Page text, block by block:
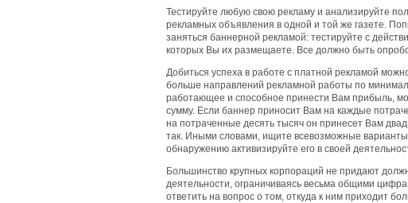
Тестируйте любую свою рекламу и анализируйте
рекламных объявления в одной и той же газете.
заняться баннерной рекламой: тестируйте с
которых Вы их размещаете. Все должно быть
Добиться успеха в работе с платной рекламой
больше направлений рекламной работы по
работающее и способное принести Вам прибыль,
сумму. Если баннер приносит Вам на каждые
на потраченные десять тысяч он принесет Вам
так. Иными словами, ищите всевозможные
обнаружению активизируйте его в своей
Большинство крупных корпораций не придают
деятельности, ограничиваясь весьма общими
ответить на вопрос о том, откуда к ним приходит